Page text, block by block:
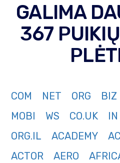
GALIMA
367
COM NET ORG BIZ
MOBI
WS CO.UK IN
ORG.IL
ACADEMY
ACTOR
AERO